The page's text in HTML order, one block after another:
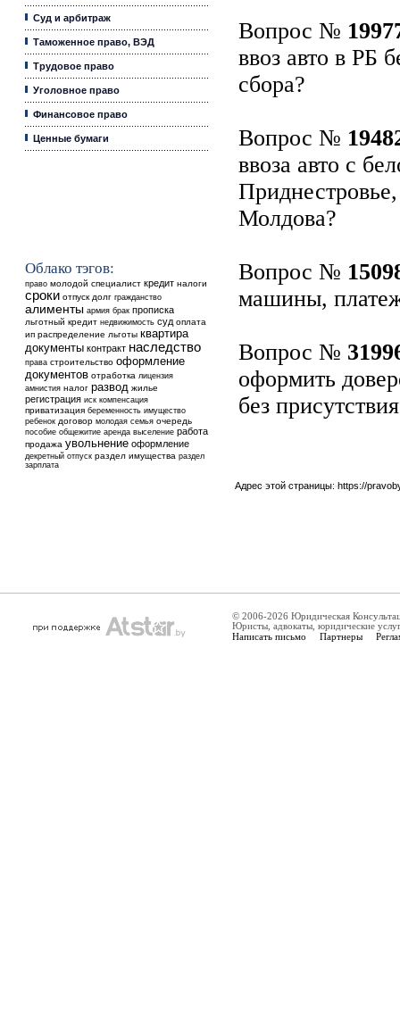
Суд и арбитраж
Таможенное право, ВЭД
Трудовое право
Уголовное право
Финансовое право
Ценные бумаги
Облако тэгов:
право молодой специалист кредит налоги
сроки отпуск долг гражданство
алименты армия брак прописка
льготный кредит недвижимость суд оплата
ип распределение льготы квартира
документы контракт наследство
права строительство оформление
документов отработка лицензия
амнистия налог развод жилье
регистрация иск компенсация
приватизация беременность имущество
ребенок договор молодая семья очередь
пособие общежитие аренда выселение работа
продажа увольнение оформление
декретный отпуск раздел имущества раздел
зарплата
Вопрос №
ввоз авто в РБ
сбора?
Вопрос №
ввоза авто с
Молдова?
Вопрос №
машины,
Вопрос №
оформить
без
Адрес этой страницы: https://
© 2006-2026 Юридическая
Юристы, адвокаты, юридические
Написать письмо Партнеры